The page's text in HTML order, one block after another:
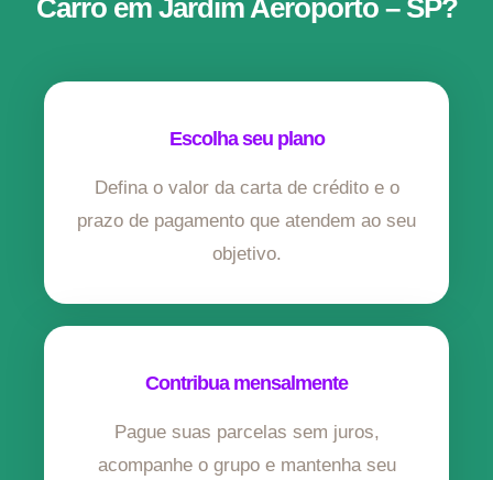
Carro em Jardim Aeroporto – SP?
Escolha seu plano
Defina o valor da carta de crédito e o
prazo de pagamento que atendem ao seu
objetivo.
Contribua mensalmente
Pague suas parcelas sem juros,
acompanhe o grupo e mantenha seu